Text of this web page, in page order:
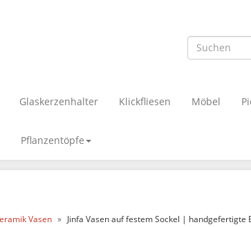
Glaskerzenhalter Klickfliesen Möbel
Pflanzentöpfe
Vasen Jinfa Vasen auf festem Sockel |